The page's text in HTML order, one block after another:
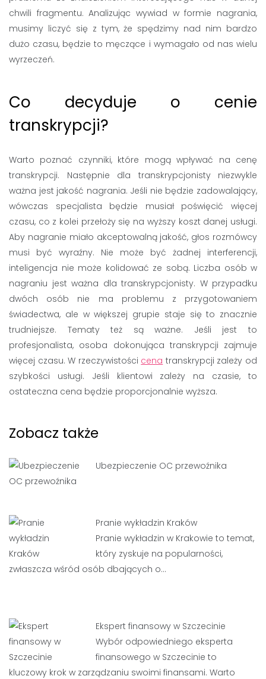
chwili fragmentu. Analizując wywiad w formie nagrania,
musimy liczyć się z tym, że spędzimy nad nim bardzo
dużo czasu, będzie to męczące i wymagało od nas wielu
wyrzeczeń.
Co decyduje o cenie
transkrypcji?
Warto poznać czynniki, które mogą wpływać na cenę
transkrypcji. Następnie dla transkrypcjonisty niezwykle
ważna jest jakość nagrania. Jeśli nie będzie zadowalający,
wówczas specjalista będzie musiał poświęcić więcej
czasu, co z kolei przełoży się na wyższy koszt danej usługi.
Aby nagranie miało akceptowalną jakość, głos rozmówcy
musi być wyraźny. Nie może być żadnej interferencji,
inteligencja nie może kolidować ze sobą. Liczba osób w
nagraniu jest ważna dla transkrypcjonisty. W przypadku
dwóch osób nie ma problemu z przygotowaniem
świadectwa, ale w większej grupie staje się to znacznie
trudniejsze. Tematy też są ważne. Jeśli jest to
profesjonalista, osoba dokonująca transkrypcji zajmuje
więcej czasu. W rzeczywistości cena transkrypcji zależy od
szybkości usługi. Jeśli klientowi zależy na czasie, to
ostateczna cena będzie proporcjonalnie wyższa.
Zobacz także
Ubezpieczenie OC przewoźnika
Pranie wykładzin Kraków
Pranie wykładzin w Krakowie to temat,
który zyskuje na popularności,
zwłaszcza wśród osób dbających o…
Ekspert finansowy w Szczecinie
Wybór odpowiedniego eksperta
finansowego w Szczecinie to
kluczowy krok w zarządzaniu swoimi finansami. Warto